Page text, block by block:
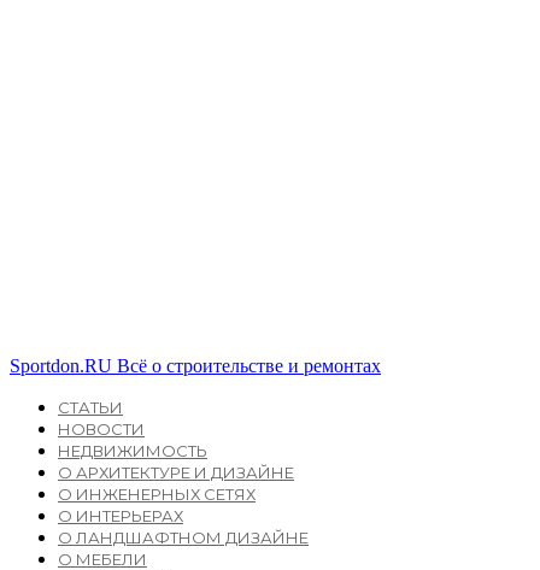
Sportdon.RU Всё о строительстве и ремонтах
СТАТЬИ
НОВОСТИ
НЕДВИЖИМОСТЬ
О АРХИТЕКТУРЕ И ДИЗАЙНЕ
О ИНЖЕНЕРНЫХ СЕТЯХ
О ИНТЕРЬЕРАХ
О ЛАНДШАФТНОМ ДИЗАЙНЕ
О МЕБЕЛИ